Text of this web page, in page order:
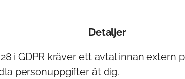
Detaljer
i GDPR kräver ett avtal innan extern
personuppgifter åt dig.